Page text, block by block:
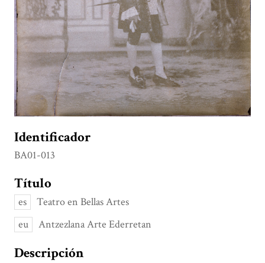
Identificador
BA01-013
Título
es
Teatro en Bellas Artes
eu
Antzezlana Arte Ederretan
Descripción